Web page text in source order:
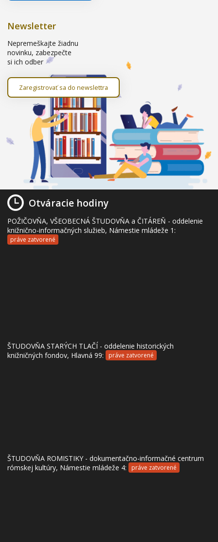
Newsletter
Nepremeškajte žiadnu
novinku, zabezpečte
si ich odber
Zaregistrovať sa do newslettra
Otváracie hodiny
POŽIČOVŇA, VŠEOBECNÁ ŠTUDOVŇA a ČITÁREŇ - oddelenie
knižnično-informačných služieb, Námestie mládeže 1:
práve zatvorené
ŠTUDOVŇA STARÝCH TLAČÍ - oddelenie historických
knižničných fondov, Hlavná 99:
práve zatvorené
ŠTUDOVŇA ROMISTIKY - dokumentačno-informačné centrum
rómskej kultúry, Námestie mládeže 4:
práve zatvorené